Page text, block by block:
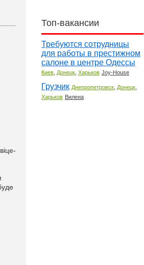
Топ-вакансии
Требуются сотрудницы
для работы в престижном
салоне в центре Одессы
Киев, Донецк, Харьков Joy-House
Грузчик Днепропетровск, Донецк,
Харьков Вилена